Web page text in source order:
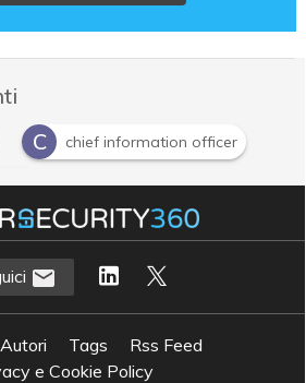
C chief information officer
Autori Tags
Rss Feed
e Cookie Policy